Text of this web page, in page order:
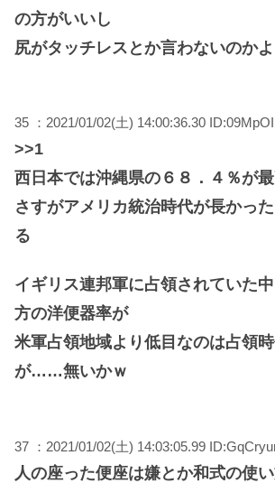
の方がいいし
尻がタッチレスとか言わないのかよ
35 ：2021/01/02(土) 14:00:36.30
>>1
西日本では沖縄県の６８．４％が
さすがアメリカ統治時代が長かっ
る
イギリス連邦軍に占領されていた
方の洋便器率が
米軍占領地域より低目なのは占領
が……無いかｗ
37 ：2021/01/02(土) 14:03:05.99
人の座った便座は嫌とか和式の使